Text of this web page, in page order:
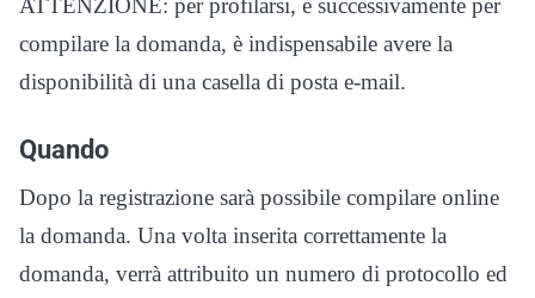
ATTENZIONE: per profilarsi, e successivamente per
compilare la domanda, è indispensabile avere la
disponibilità di una casella di posta e-mail.
Quando
Dopo la registrazione sarà possibile compilare online
la domanda. Una volta inserita correttamente la
domanda, verrà attribuito un numero di protocollo ed